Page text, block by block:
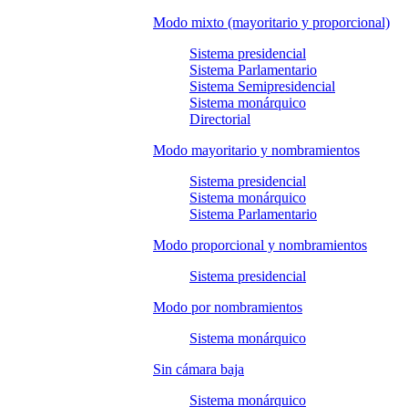
Modo mixto (mayoritario y proporcional)
Sistema presidencial
Sistema Parlamentario
Sistema Semipresidencial
Sistema monárquico
Directorial
Modo mayoritario y nombramientos
Sistema presidencial
Sistema monárquico
Sistema Parlamentario
Modo proporcional y nombramientos
Sistema presidencial
Modo por nombramientos
Sistema monárquico
Sin cámara baja
Sistema monárquico